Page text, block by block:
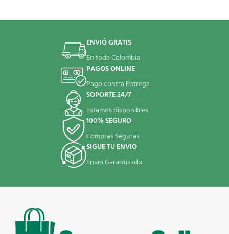
ENVIÓ GRATIS
En toda Colombia
PAGOS ONLINE
Pago contra Entrega
SOPORTE 24/7
Estamos disponibles
100% SEGURO
Compras Seguras
SIGUE TU ENVIO
Envio Garantizado